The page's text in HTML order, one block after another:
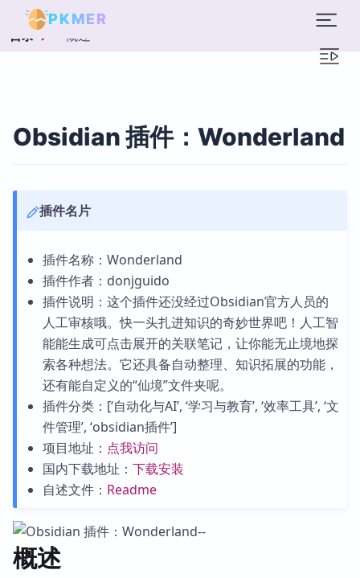
PKMER
目录 概述
Obsidian 插件：Wonderland
插件名片
插件名称：Wonderland
插件作者：donjguido
插件说明：这个插件还没经过Obsidian官方人员的
人工审核哦。快一头扎进知识的奇妙世界吧！人工智
能能生成可点击展开的关联笔记，让你能无止境地探
索各种想法。它还具备自动整理、知识拓展的功能，
还有能自定义的“仙境”文件夹呢。
插件分类：[‘自动化与AI’, ‘学习与教育’, ‘效率工具’, ‘文
件管理’, ‘obsidian插件’]
项目地址： 点我访问
国内下载地址： 下载安装
自述文件： Readme
概述